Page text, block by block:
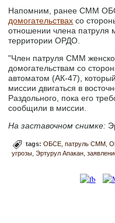
Напомним, ранее СММ
домогательствах со
отношении члена патруля
территории ОРДО.
"Член патруля СММ
домогательствам со
автоматом (АК-47),
миссии двигаться в
Раздольного, пока его
сообщили в миссии.
На заставочном снимке:
tags:ОБСЕ патруль СММ
угрозы Эртурул Апакан